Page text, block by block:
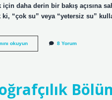
için daha derin bir bakış açısına
ki, “çok su” veya “yetersiz su”
okuyunKaç
8 Yorum